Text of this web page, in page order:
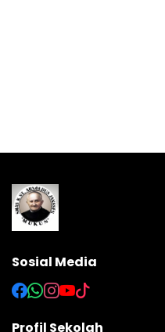
Sosial Media
Profil Sekolah